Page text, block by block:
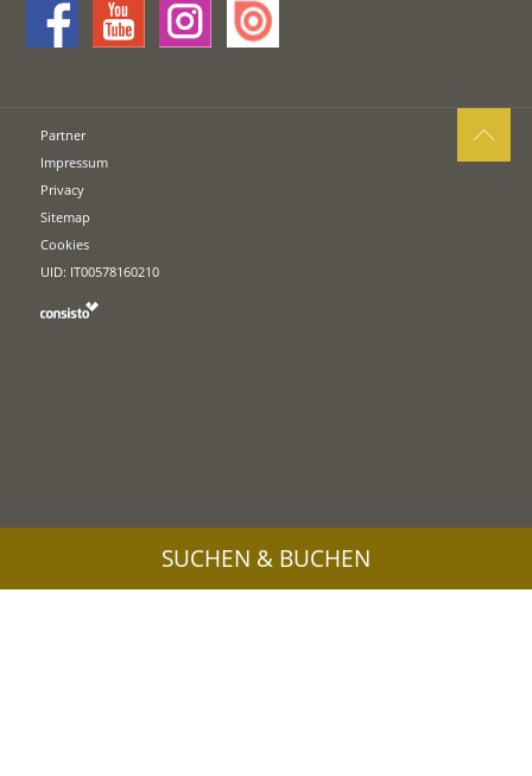
Partner
Impressum
Privacy
Sitemap
Cookies
UID: IT00578160210
SUCHEN & BUCHEN